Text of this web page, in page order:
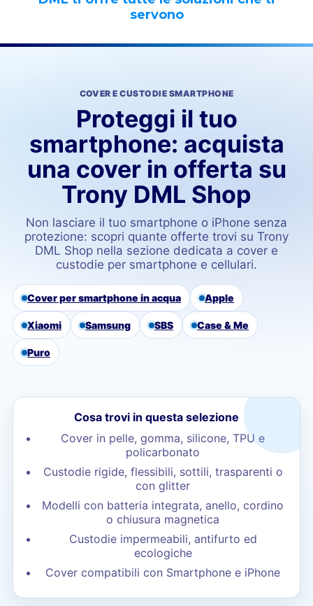
servono
COVER E CUSTODIE SMARTPHONE
Proteggi il tuo
smartphone: acquista
una cover in offerta su
Trony DML Shop
Non lasciare il tuo smartphone o iPhone senza
protezione: scopri quante offerte trovi su Trony
DML Shop nella sezione dedicata a cover e
custodie per smartphone e cellulari.
Cover per smartphone in acqua Apple
Xiaomi Samsung SBS Case & Me
Puro
Cosa trovi in questa selezione
Cover in pelle, gomma, silicone, TPU e
policarbonato
Custodie rigide, flessibili, sottili, trasparenti o
con glitter
Modelli con batteria integrata, anello, cordino
o chiusura magnetica
Custodie impermeabili, antifurto ed
ecologiche
Cover compatibili con Smartphone e iPhone